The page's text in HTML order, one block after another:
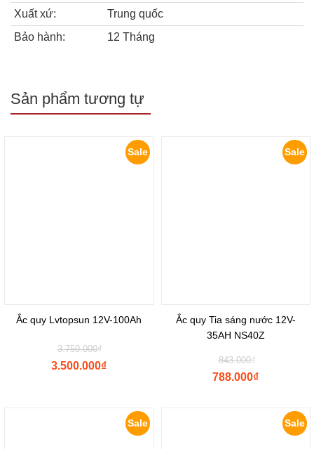
Xuất xứ:
Trung quốc
Bảo hành:
12 Tháng
Sản phẩm tương tự
Sale
Ắc quy Lvtopsun 12V-100Ah
₫
3.750.000
price
₫
3.500.000
₫3.500.000.
Sale
Ắc quy Tia sáng nước 12V-
35AH NS40Z
₫
843.000
price
₫
788.000
Sale Sale